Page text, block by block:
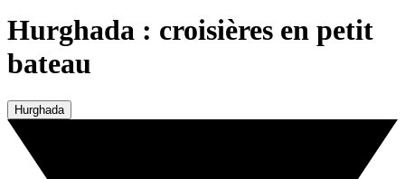
Hurghada : croisières en petit
bateau
Hurghada